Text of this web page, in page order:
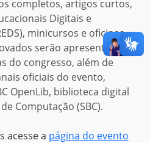
completos, artigos curtos,
Digitais e
minicursos e oficinas.
serão apresentados
do congresso, além de
oficiais do evento,
OpenLib, biblioteca digital
Computação (SBC).
acesse a página do evento